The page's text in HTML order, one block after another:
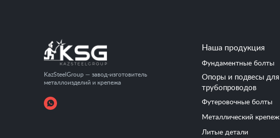
KazSteelGroup — завод-изготовитель
металлоизделий и крепежа
Наша продукция
Фундаментные болты
Опоры и подвесы для
трубопроводов
Футеровочные болты
Металлический крепеж
Литые детали